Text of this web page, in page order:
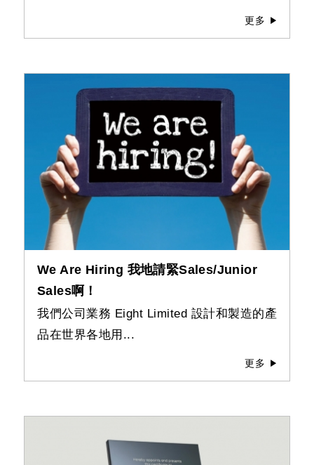
更多
We Are Hiring 我地請緊Sales/Junior
Sales啊！
我們公司業務 Eight Limited 設計和製造的產
品在世界各地用...
更多